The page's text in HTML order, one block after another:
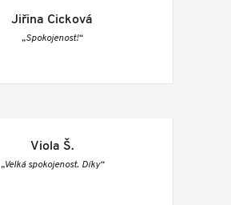
Jiřina Cicková
„Spokojenost!“
Viola Š.
„Velká spokojenost. Díky“